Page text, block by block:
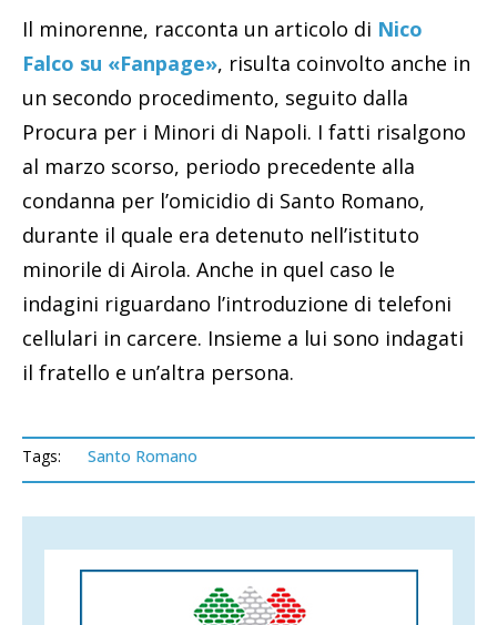
Il minorenne, racconta un articolo di Nico
Falco su «Fanpage», risulta coinvolto anche in
un secondo procedimento, seguito dalla
Procura per i Minori di Napoli. I fatti risalgono
al marzo scorso, periodo precedente alla
condanna per l’omicidio di Santo Romano,
durante il quale era detenuto nell’istituto
minorile di Airola. Anche in quel caso le
indagini riguardano l’introduzione di telefoni
cellulari in carcere. Insieme a lui sono indagati
il fratello e un’altra persona.
Tags: Santo Romano